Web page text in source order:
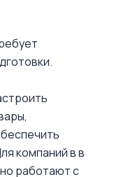
компаний в в
работают с